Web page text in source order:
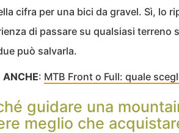
cifra per una bici da gravel. Sì, lo
di passare su qualsiasi
può salvarla.
ANCHE: MTB Front o Full: quale
guidare una
meglio che